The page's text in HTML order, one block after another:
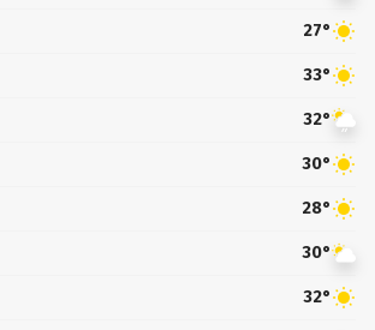
27°
33°
32°
30°
28°
30°
32°